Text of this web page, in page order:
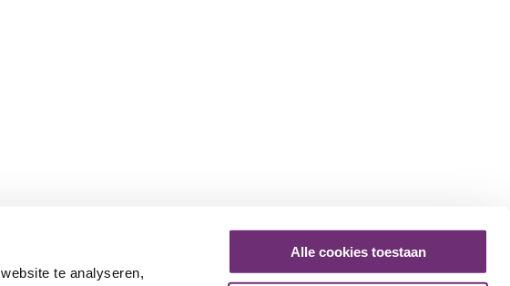
te analyseren,
Alle cookies toestaan